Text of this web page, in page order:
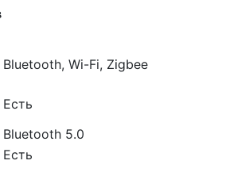
Bluetooth, Wi-Fi, Zigbee
Есть
Bluetooth 5.0
Есть